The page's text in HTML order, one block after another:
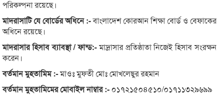
পরিকল্পনা রয়েছে।
মাদরাসাটি যে বোর্ডের অধিনে :-বাংলাদেশ কোরআন শিক্ষা বোর্ড ও বেফাকের
অধিনে রয়েছে।
মাদরাসার হিসাব ব্যাবস্থা / ফান্ড:-মাদ্রাসার প্রতিষ্ঠাতা নিজেই হিসাব সংরক্ষন
করেন।
বর্তমান মুহতামিম :-মাওঃ মুফতী মোঃ মোখলেছুর রহমান
বর্তমান মুহতামিমের মোবাইল নাম্বার :- ০১৭২১৫০৪৫১০/০১৭১১৩২৯৬৯৯